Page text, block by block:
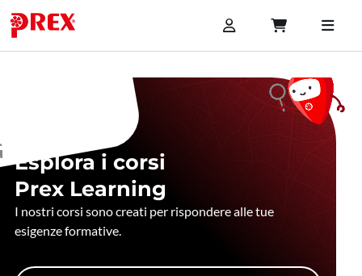
Esplora i corsi
Prex Learning
I nostri corsi sono creati per rispondere alle tue
esigenze formative.